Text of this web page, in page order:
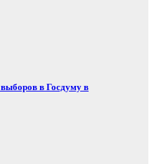
выборов в Госдуму в